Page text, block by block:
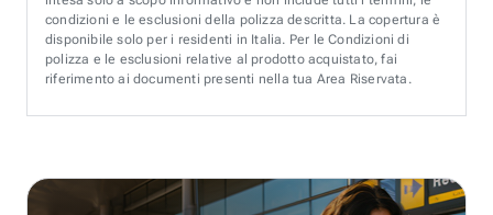
condizioni e le esclusioni della polizza descritta. La copertura è
disponibile solo per i residenti in Italia. Per le Condizioni di
polizza e le esclusioni relative al prodotto acquistato, fai
riferimento ai documenti presenti nella tua Area Riservata.